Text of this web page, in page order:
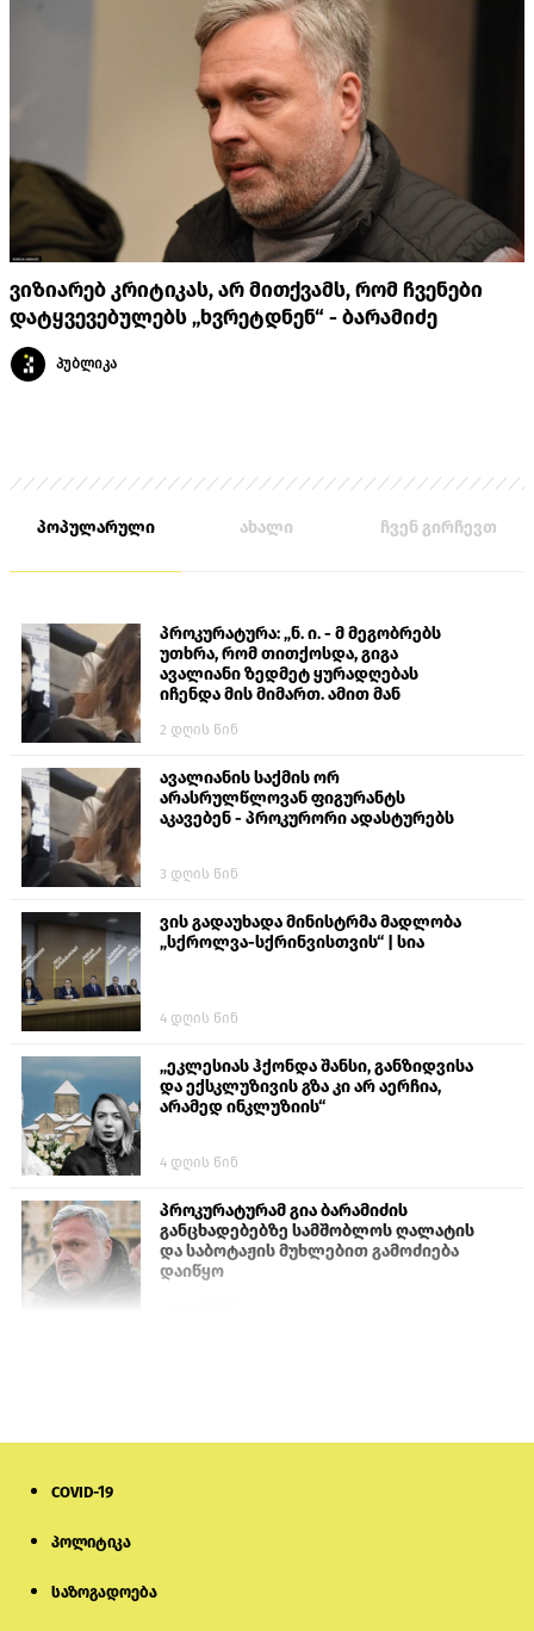
ვიზიარებ კრიტიკას, არ მითქვამს, რომ ჩვენები
დატყვევებულებს „ხვრეტდნენ“ - ბარამიძე
პუბლიკა
პოპულარული ახალი ჩვენ გირჩევთ
პროკურატურა: „ნ. ი. - მ მეგობრებს
უთხრა, რომ თითქოსდა, გიგა
ავალიანი ზედმეტ ყურადღებას
იჩენდა მის მიმართ. ამით მან
თავს დასხმოდა გიგა ავალიანს“
2 დღის წინ
ავალიანის საქმის ორ
არასრულწლოვან ფიგურანტს
აკავებენ - პროკურორი ადასტურებს
3 დღის წინ
ვის გადაუხადა მინისტრმა მადლობა
„სქროლვა-სქრინვისთვის“ | სია
4 დღის წინ
„ეკლესიას ჰქონდა შანსი, განზიდვისა
და ექსკლუზივის გზა კი არ აერჩია,
არამედ ინკლუზიის“
4 დღის წინ
პროკურატურამ გია ბარამიძის
განცხადებებზე სამშობლოს ღალატის
და საბოტაჟის მუხლებით გამოძიება
დაიწყო
COVID-19
პოლიტიკა
საზოგადოება